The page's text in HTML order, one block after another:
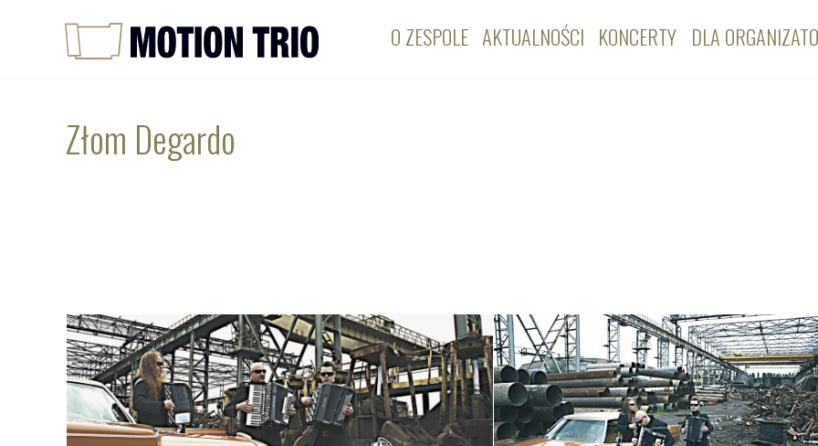
O ZESPOLE AKTUALNOŚCI KONCERTY DLA
Złom Degardo